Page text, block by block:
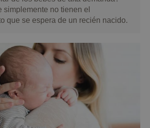
simplemente no tienen el
que se espera de un recién nacido.